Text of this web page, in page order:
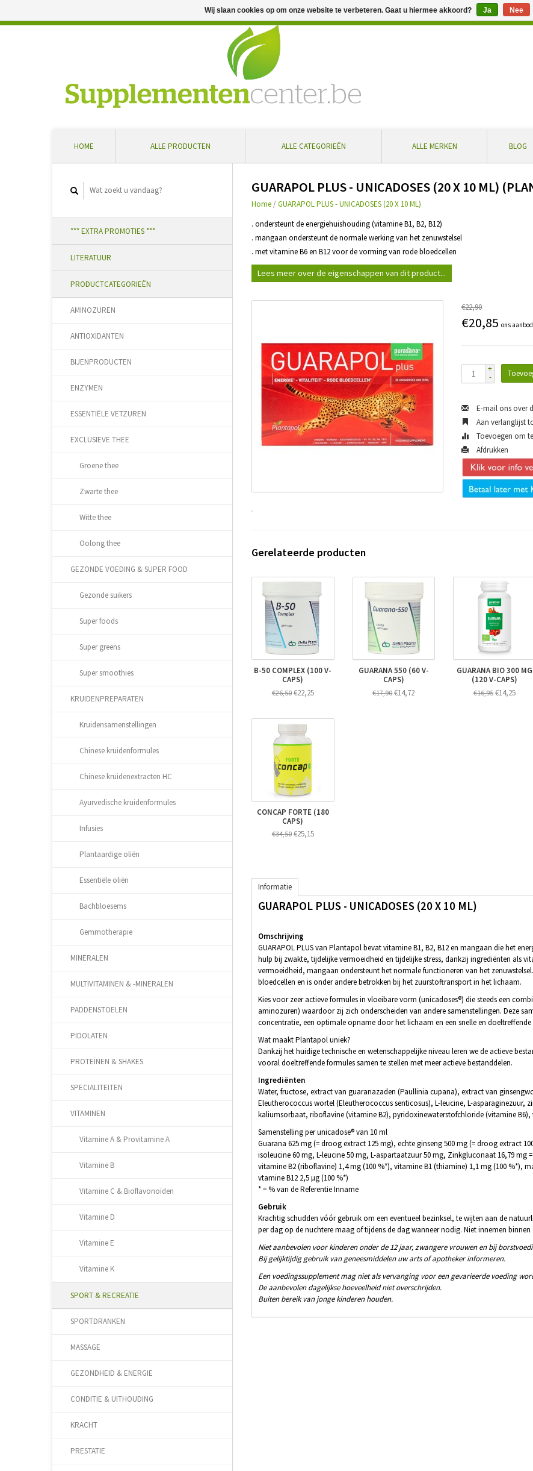
HOME ALLE PRODUCTEN ALLE CATEGORIEËN ALLE MERKEN BLOG
*** EXTRA PROMOTIES ***
LITERATUUR
PRODUCTCATEGORIEËN
AMINOZUREN
ANTIOXIDANTEN
BIJENPRODUCTEN
ENZYMEN
ESSENTIËLE VETZUREN
EXCLUSIEVE THEE
Groene thee
Zwarte thee
Witte thee
Oolong thee
GEZONDE VOEDING & SUPER FOOD
Gezonde suikers
Super foods
Super greens
Super smoothies
KRUIDENPREPARATEN
Kruidensamenstellingen
Chinese kruidenformules
Chinese kruidenextracten HC
Ayurvedische kruidenformules
Infusies
Plantaardige oliën
Essentiële oliën
Bachbloesems
Gemmotherapie
MINERALEN
MULTIVITAMINEN & -MINERALEN
PADDENSTOELEN
PIDOLATEN
PROTEÏNEN & SHAKES
SPECIALITEITEN
VITAMINEN
Vitamine A & Provitamine A
Vitamine B
Vitamine C & Bioflavonoïden
Vitamine D
Vitamine E
Vitamine K
SPORT & RECREATIE
SPORTDRANKEN
MASSAGE
GEZONDHEID & ENERGIE
CONDITIE & UITHOUDING
KRACHT
PRESTATIE
GUARAPOL PLUS - UNICADOSES (20 X 10 ML)
Home /GUARAPOL PLUS - UNICADOSES (20 X 10 ML)
. ondersteunt de energiehuishouding (vitamine B1, B2, B12)
. mangaan ondersteunt de normale werking van het zenuwstelsel
. met vitamine B6 en B12 voor de vorming van rode bloedcellen
Lees meer over de eigenschappen van dit product...
€22,90
€20,85ons
+
-
E-mail ons over
Aan verlanglijst
Toevoegen om
Afdrukken
Gerelateerde producten
B-50 COMPLEX (100 V-
CAPS)
€26,50€22,25
GUARANA 550 (60 V-
CAPS)
€17,90€14,72
GUARANA BIO 300 MG
(120 V-CAPS)
€16,95€14,25
CONCAP FORTE (180
CAPS)
€34,50€25,15
Informatie
GUARAPOL PLUS - UNICADOSES (20 X 10 ML)
Omschrijving
GUARAPOL PLUS van Plantapol bevat vitamine B1, B2, B12 en mangaan die het
hulp bij zwakte, tijdelijke vermoeidheid en tijdelijke stress, dankzij ingrediënten als
vermoeidheid, mangaan ondersteunt het normale functioneren van het
bloedcellen en is onder andere betrokken bij het zuurstoftransport in het lichaam.
Kies voor zeer actieve formules in vloeibare vorm (unicadoses®) die steeds een
aminozuren) waardoor zij zich onderscheiden van andere samenstellingen. Deze
concentratie, een optimale opname door het lichaam en een snelle en doeltreffende
Wat maakt Plantapol uniek?
Dankzij het huidige technische en wetenschappelijke niveau leren we de actieve
vooral doeltreffende formules samen te stellen met meer actieve bestanddelen.
Ingrediënten
Water, fructose, extract van guaranazaden (Paullinia cupana), extract van
Eleutherococcus wortel (Eleutherococcus senticosus), L-leucine, L-
kaliumsorbaat, riboflavine (vitamine B2), pyridoxinewaterstofchloride (vitamine
Samenstelling per unicadose® van 10 ml
Guarana 625 mg (= droog extract 125 mg), echte ginseng 500 mg (= droog extract
isoleucine 60 mg, L-leucine 50 mg, L-aspartaatzuur 50 mg, Zinkgluconaat 16,79 mg
vitamine B2 (riboflavine) 1,4 mg (100 %*), vitamine B1 (thiamine) 1,1 mg (100 %*),
vtamine B12 2,5 µg (100 %*)
* = % van de Referentie Inname
Gebruik
Krachtig schudden vóór gebruik om een eventueel bezinksel, te wijten aan de
per dag op de nuchtere maag of tijdens de dag wanneer nodig. Niet innemen
Niet aanbevolen voor kinderen onder de 12 jaar, zwangere vrouwen en bij
Bij gelijktijdig gebruik van geneesmiddelen uw arts of apotheker informeren.
Een voedingssupplement mag niet als vervanging voor een gevarieerde voeding
De aanbevolen dagelijkse hoeveelheid niet overschrijden.
Buiten bereik van jonge kinderen houden.
Wij slaan cookies op om onze website te verbeteren. Gaat u hiermee akkoord? Ja Nee
Professioneel advies en snelle levering ... Ontvang 5 % extra korting bij aankoop vanaf € 100 ... Gratis levering in